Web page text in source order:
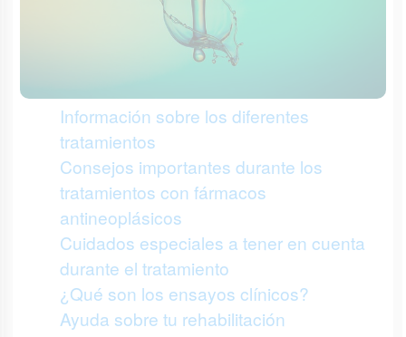
Información sobre los diferentes
tratamientos
Consejos importantes durante los
tratamientos con fármacos
antineoplásicos
Cuidados especiales a tener en cuenta
durante el tratamiento
¿Qué son los ensayos clínicos?
Ayuda sobre tu rehabilitación